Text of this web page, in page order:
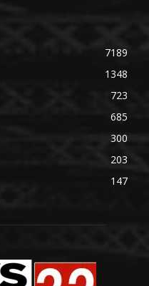
7189
1348
723
685
300
203
147